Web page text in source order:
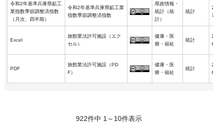
令和2年基準兵庫県鉱工
業指数季節調整済指数
（月次、四半期）
令和2年基準兵庫県鉱工業
指数季節調整済指数
県政情報・
統計（統
計）
統計
7-
Excel
旅館業法許可施設（エク
セル）
健康・医
療・福祉
統計
6-
PDF
旅館業法許可施設（PD
F）
健康・医
療・福祉
統計
6-
922件中 1～10件表示